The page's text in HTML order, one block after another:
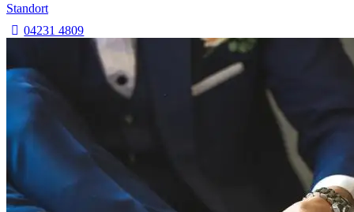
Standort
04231 4809